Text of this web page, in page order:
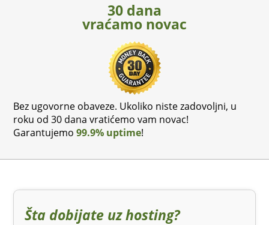
30 dana
vraćamo novac
Bez ugovorne obaveze. Ukoliko niste zadovoljni, u
roku od 30 dana vratićemo vam novac!
Garantujemo99.9% uptime!
Šta dobijate uz hosting?